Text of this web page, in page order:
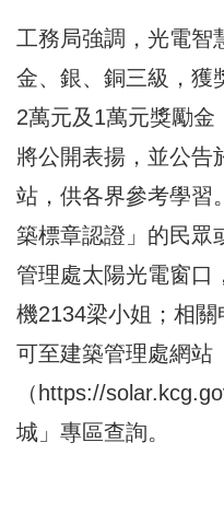
工務局強調，光電智
金、銀、銅三級，獲
2萬元及1萬元獎勵
將公開表揚，並公告
站，供各界參考學習
築標章認證」的民眾
管理處太陽光電窗口
機2134梁小姐；相
可至建築管理處網站
（ https://
城」專區查詢。